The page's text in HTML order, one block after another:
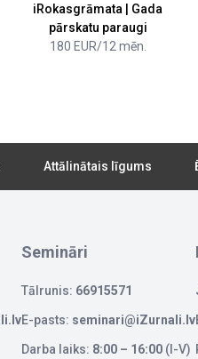
iRokasgrāmata | Gada
pārskatu paraugi
180 EUR/12 mēn.
Attālinātais līgums
Semināri
Tālrunis: 66915571
E-pasts: seminari@iZurnali.lv
Darba laiks: 8:00 – 16:00 (I-V)